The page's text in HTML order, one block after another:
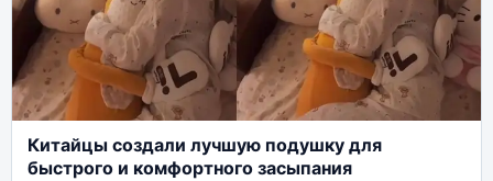
Китайцы создали лучшую подушку для
быстрого и комфортного засыпания